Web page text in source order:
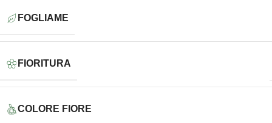
FOGLIAME
FIORITURA
COLORE FIORE